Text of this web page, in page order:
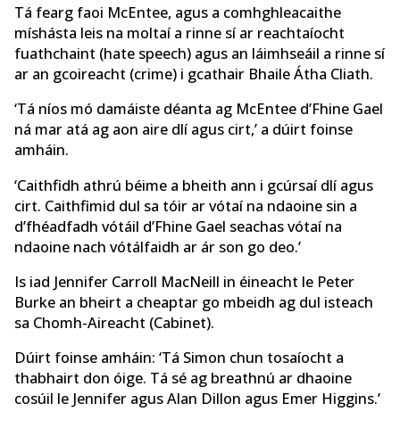
Tá fearg faoi McEntee, agus a comhghleacaithe
míshásta leis na moltaí a rinne sí ar reachtaíocht
fuathchaint (hate speech) agus an láimhseáil a rinne sí
ar an gcoireacht (crime) i gcathair Bhaile Átha Cliath.
‘Tá níos mó damáiste déanta ag McEntee d’Fhine Gael
ná mar atá ag aon aire dlí agus cirt,’ a dúirt foinse
amháin.
‘Caithfidh athrú béime a bheith ann i gcúrsaí dlí agus
cirt. Caithfimid dul sa tóir ar vótaí na ndaoine sin a
d’fhéadfadh vótáil d’Fhine Gael seachas vótaí na
ndaoine nach vótálfaidh ar ár son go deo.’
Is iad Jennifer Carroll MacNeill in éineacht le Peter
Burke an bheirt a cheaptar go mbeidh ag dul isteach
sa Chomh-Aireacht (Cabinet).
Dúirt foinse amháin: ‘Tá Simon chun tosaíocht a
thabhairt don óige. Tá sé ag breathnú ar dhaoine
cosúil le Jennifer agus Alan Dillon agus Emer Higgins.’